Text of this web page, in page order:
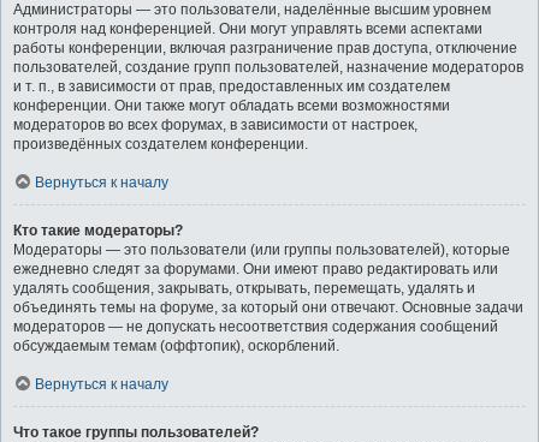
Администраторы — это пользователи, наделённые высшим уровнем
контроля над конференцией. Они могут управлять всеми аспектами
работы конференции, включая разграничение прав доступа, отключение
пользователей, создание групп пользователей, назначение модераторов
и т. п., в зависимости от прав, предоставленных им создателем
конференции. Они также могут обладать всеми возможностями
модераторов во всех форумах, в зависимости от настроек,
произведённых создателем конференции.
Вернуться к началу
Кто такие модераторы?
Модераторы — это пользователи (или группы пользователей), которые
ежедневно следят за форумами. Они имеют право редактировать или
удалять сообщения, закрывать, открывать, перемещать, удалять и
объединять темы на форуме, за который они отвечают. Основные задачи
модераторов — не допускать несоответствия содержания сообщений
обсуждаемым темам (оффтопик), оскорблений.
Вернуться к началу
Что такое группы пользователей?